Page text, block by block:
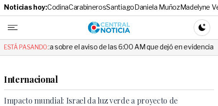
Noticias hoy:CodinaCarabinerosSantiagoDaniela MuñozMadelyne
Central
ESTÁ PASANDO:
el aviso de las 6:00 AM que dejó en evidencia al Delegado
Internacional
Impacto mundial: Israel da luz verde a proyecto de